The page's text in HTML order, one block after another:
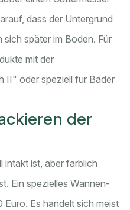
dass der Untergrund
später im Boden. Für
mit der
II" oder speziell für Bäder
der
intakt ist, aber farblich
Ein spezielles Wannen-
Es handelt sich meist